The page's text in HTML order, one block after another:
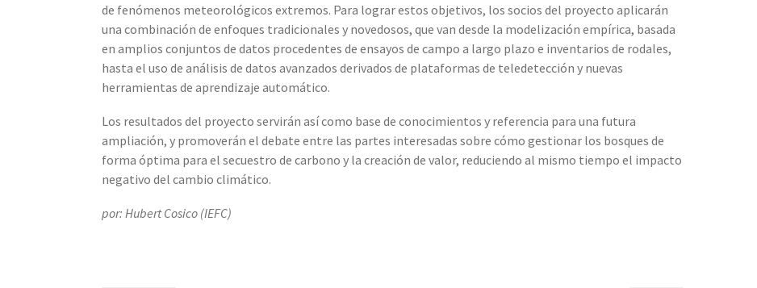
de fenómenos meteorológicos extremos. Para lograr estos objetivos, los socios del proyecto aplicarán
una combinación de enfoques tradicionales y novedosos, que van desde la modelización empírica, basada
en amplios conjuntos de datos procedentes de ensayos de campo a largo plazo e inventarios de rodales,
hasta el uso de análisis de datos avanzados derivados de plataformas de teledetección y nuevas
herramientas de aprendizaje automático.
Los resultados del proyecto servirán así como base de conocimientos y referencia para una futura
ampliación, y promoverán el debate entre las partes interesadas sobre cómo gestionar los bosques de
forma óptima para el secuestro de carbono y la creación de valor, reduciendo al mismo tiempo el impacto
negativo del cambio climático.
por: Hubert Cosico (IEFC)